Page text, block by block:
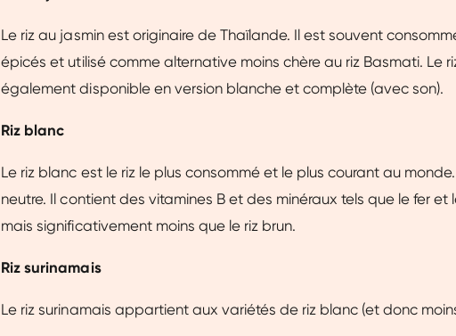
Le riz au jasmin est originaire de Thaïlande. Il est souvent
épicés et utilisé comme alternative moins chère au riz Basmati. Le
également disponible en version blanche et complète (avec son).
Riz blanc
Le riz blanc est le riz le plus consommé et le plus courant au
neutre. Il contient des vitamines B et des minéraux tels que le fer et
mais significativement moins que le riz brun.
Riz surinamais
Le riz surinamais appartient aux variétés de riz blanc (et donc